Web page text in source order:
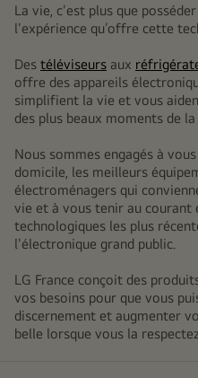
La vie, c'est plus que
l'expérience qu’offre cette
Des téléviseurs aux
offre des appareils
simplifient la vie et vous
des plus beaux moments de la
Nous sommes engagés à
domicile, les meilleurs
électroménagers qui
vie et à vous tenir au courant
technologiques les plus
l'électronique grand public.
LG France conçoit des
vos besoins pour que vous
discernement et augmenter
belle lorsque vous la